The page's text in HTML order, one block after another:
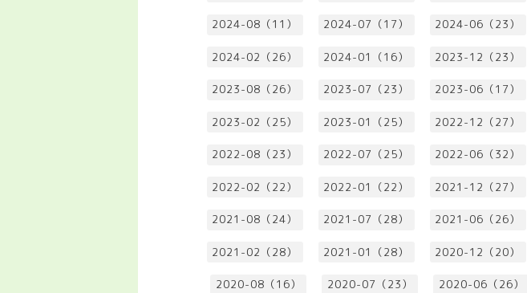
2024-08（11） 2024-07（17） 2024-06（23）
2024-02（26） 2024-01（16） 2023-12（23）
2023-08（26） 2023-07（23） 2023-06（17）
2023-02（25） 2023-01（25） 2022-12（27）
2022-08（23） 2022-07（25） 2022-06（32）
2022-02（22） 2022-01（22） 2021-12（27）
2021-08（24） 2021-07（28） 2021-06（26）
2021-02（28） 2021-01（28） 2020-12（20）
2020-08（16） 2020-07（23） 2020-06（26）